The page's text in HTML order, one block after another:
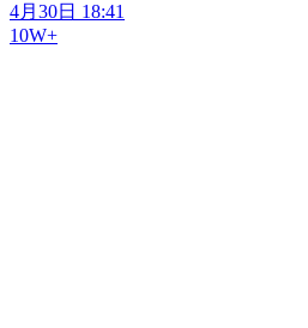
4月30日 18:41
10W+